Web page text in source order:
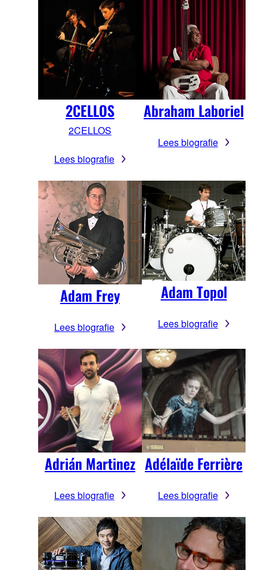
2CELLOS
2CELLOS
Lees biografie
Abraham Laboriel
Lees biografie
Adam Frey
Lees biografie
Adam Topol
Lees biografie
Adrián Martinez
Lees biografie
Adélaïde Ferrière
Lees biografie